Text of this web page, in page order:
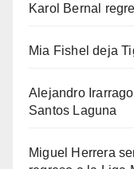
Karol Bernal
Mia Fishel deja
Alejandro
Santos Laguna
Miguel Herrera